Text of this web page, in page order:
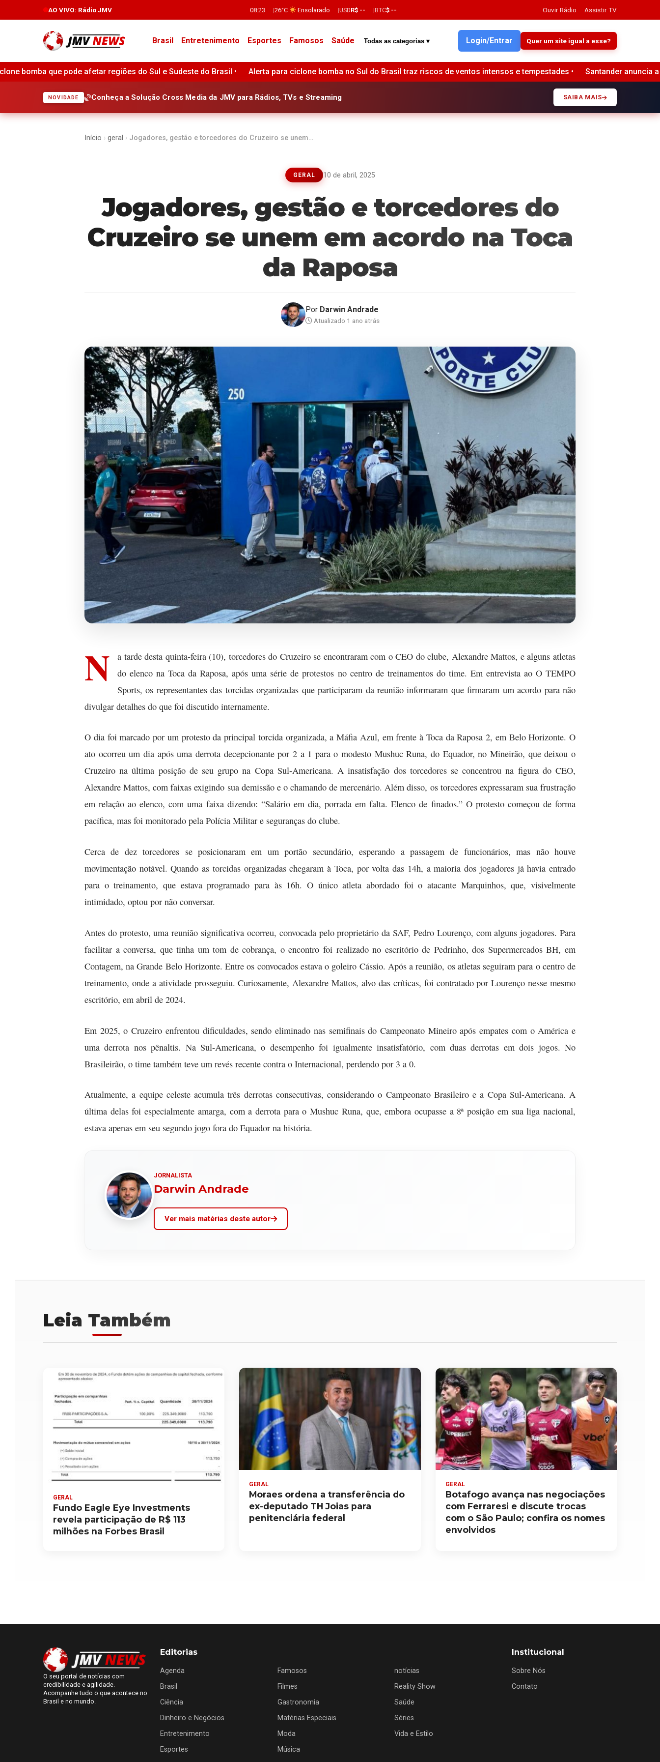
AO VIVO: Rádio JMV 08:23 26°C Ensolarado USDR$ -- BTC$ -- Ouvir Rádio Assistir TV
Brasil Entretenimento Esportes Famosos Saúde Todas as categorias ▾ Login/Entrar Quer um site igual a esse?
do Sul e Sudeste do Brasil • Alerta para ciclone bomba no Sul do Brasil traz riscos de ventos intensos e tempestades • Santander anuncia a contratação de Daniel
NOVIDADE Conheça a Solução Cross Media da JMV para Rádios, TVs e Streaming SAIBA MAIS
Início › geral › Jogadores, gestão e torcedores do Cruzeiro se unem…
GERAL 10 de abril, 2025
Jogadores, gestão e torcedores do
Cruzeiro se unem em acordo na Toca
da Raposa
Por Darwin Andrade
Atualizado 1 ano atrás
N
a tarde desta quinta-feira (10), torcedores do Cruzeiro se encontraram com o CEO do clube, Alexandre Mattos, e alguns atletas
do elenco na Toca da Raposa, após uma série de protestos no centro de treinamentos do time. Em entrevista ao O TEMPO
Sports, os representantes das torcidas organizadas que participaram da reunião informaram que firmaram um acordo para não
divulgar detalhes do que foi discutido internamente.
O dia foi marcado por um protesto da principal torcida organizada, a Máfia Azul, em frente à Toca da Raposa 2, em Belo Horizonte. O
ato ocorreu um dia após uma derrota decepcionante por 2 a 1 para o modesto Mushuc Runa, do Equador, no Mineirão, que deixou o
Cruzeiro na última posição de seu grupo na Copa Sul-Americana. A insatisfação dos torcedores se concentrou na figura do CEO,
Alexandre Mattos, com faixas exigindo sua demissão e o chamando de mercenário. Além disso, os torcedores expressaram sua frustração
em relação ao elenco, com uma faixa dizendo: “Salário em dia, porrada em falta. Elenco de finados.” O protesto começou de forma
pacífica, mas foi monitorado pela Polícia Militar e seguranças do clube.
Cerca de dez torcedores se posicionaram em um portão secundário, esperando a passagem de funcionários, mas não houve
movimentação notável. Quando as torcidas organizadas chegaram à Toca, por volta das 14h, a maioria dos jogadores já havia entrado
para o treinamento, que estava programado para às 16h. O único atleta abordado foi o atacante Marquinhos, que, visivelmente
intimidado, optou por não conversar.
Antes do protesto, uma reunião significativa ocorreu, convocada pelo proprietário da SAF, Pedro Lourenço, com alguns jogadores. Para
facilitar a conversa, que tinha um tom de cobrança, o encontro foi realizado no escritório de Pedrinho, dos Supermercados BH, em
Contagem, na Grande Belo Horizonte. Entre os convocados estava o goleiro Cássio. Após a reunião, os atletas seguiram para o centro de
treinamento, onde a atividade prosseguiu. Curiosamente, Alexandre Mattos, alvo das críticas, foi contratado por Lourenço nesse mesmo
escritório, em abril de 2024.
Em 2025, o Cruzeiro enfrentou dificuldades, sendo eliminado nas semifinais do Campeonato Mineiro após empates com o América e
uma derrota nos pênaltis. Na Sul-Americana, o desempenho foi igualmente insatisfatório, com duas derrotas em dois jogos. No
Brasileirão, o time também teve um revés recente contra o Internacional, perdendo por 3 a 0.
Atualmente, a equipe celeste acumula três derrotas consecutivas, considerando o Campeonato Brasileiro e a Copa Sul-Americana. A
última delas foi especialmente amarga, com a derrota para o Mushuc Runa, que, embora ocupasse a 8ª posição em sua liga nacional,
estava apenas em seu segundo jogo fora do Equador na história.
JORNALISTA
Darwin Andrade
Ver mais matérias deste autor
Leia Também
GERAL
Fundo Eagle Eye Investments
revela participação de R$ 113
milhões na Forbes Brasil
GERAL
Moraes ordena a transferência do
ex-deputado TH Joias para
penitenciária federal
GERAL
Botafogo avança nas negociações
com Ferraresi e discute trocas
com o São Paulo; confira os nomes
envolvidos
O seu portal de notícias com
credibilidade e agilidade.
Acompanhe tudo o que acontece no
Brasil e no mundo.
Editorias
Agenda
Brasil
Ciência
Dinheiro e Negócios
Entretenimento
Esportes
Famosos
Filmes
Gastronomia
Matérias Especiais
Moda
Música
notícias
Reality Show
Saúde
Séries
Vida e Estilo
Institucional
Sobre Nós
Contato